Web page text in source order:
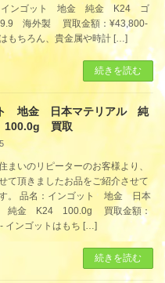
インゴット 地金 純金 K24 ゴ
海外製 買取金額：¥43,800-
もちろん、貴金属や時計 […]
続きを読む
地金 日本マテリアル 純
買取
まいのリピーターのお客様より、
て頂きましたお品をご紹介させて
。 品名：インゴット 地金 日本
純金 K24 100.0g 買取金額：
インゴットはもち […]
続きを読む